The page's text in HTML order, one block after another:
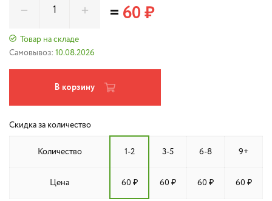
Товар на складе
Самовывоз: 10.08.2026
=60 ₽
В корзину
Скидка за количество
Количество 1-2 3-5 6-8 9+
Цена 60 ₽ 60 ₽ 60 ₽ 60 ₽